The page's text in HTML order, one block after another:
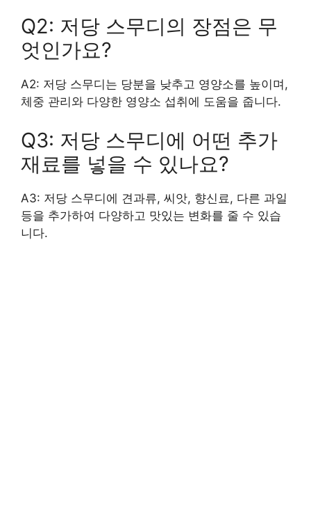
Q2: 저당 스무디의 장점은 무
엇인가요?
A2: 저당 스무디는 당분을 낮추고 영양소를 높이며,
체중 관리와 다양한 영양소 섭취에 도움을 줍니다.
Q3: 저당 스무디에 어떤 추가
재료를 넣을 수 있나요?
A3: 저당 스무디에 견과류, 씨앗, 향신료, 다른 과일
등을 추가하여 다양하고 맛있는 변화를 줄 수 있습
니다.